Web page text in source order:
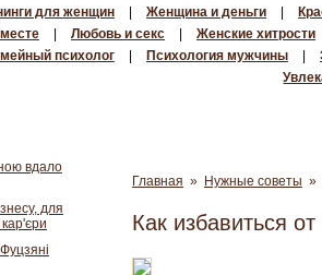
для женщин Женщина и деньги
Любовь и секс
Женские хитрости
психолог Психология мужчины
Главная » Нужные советы »
Как избавиться
вдало
для